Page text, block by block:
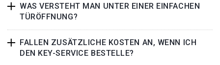
WAS VERSTEHT MAN UNTER EINER EINFACHEN
TÜRÖFFNUNG?
FALLEN ZUSÄTZLICHE KOSTEN AN, WENN ICH
DEN KEY-SERVICE BESTELLE?